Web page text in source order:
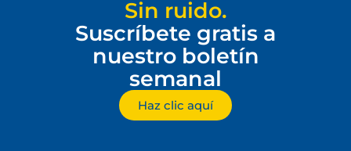
Sin ruido.
Suscríbete gratis a
nuestro boletín
semanal
Haz clic aquí